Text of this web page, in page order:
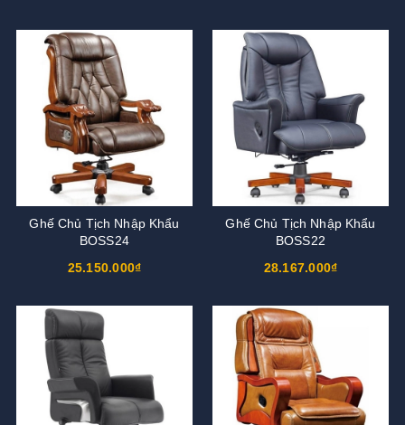
Ghế Chủ Tịch Nhập Khẩu
BOSS24
25.150.000₫
Ghế Chủ Tịch Nhập Khẩu
BOSS22
28.167.000₫